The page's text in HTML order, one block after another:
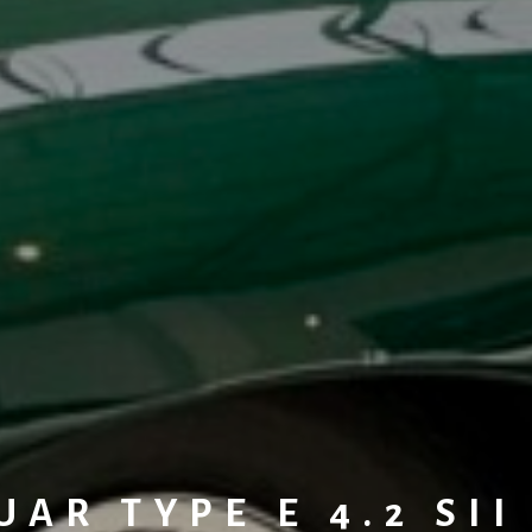
TYPE E 4.2 SII